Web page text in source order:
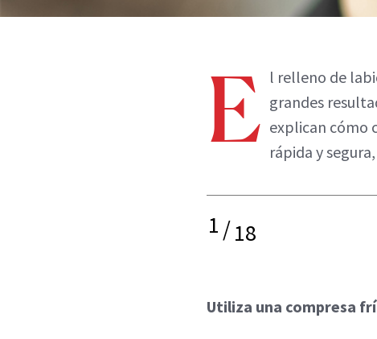
E l relleno de
grandes
explican cómo
rápida y
1/18
Utiliza una compresa